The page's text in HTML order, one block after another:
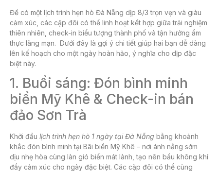
Để có một lịch trình hẹn hò Đà Nẵng dịp 8/3 trọn vẹn và giàu
cảm xúc, các cặp đôi có thể linh hoạt kết hợp giữa trải nghiệm
thiên nhiên, check-in biểu tượng thành phố và tận hưởng ẩm
thực lãng mạn. Dưới đây là gợi ý chi tiết giúp hai bạn dễ dàng
lên kế hoạch cho một ngày hoàn hảo, ý nghĩa cho dịp đặc
biệt này.
1. Buổi sáng: Đón bình minh
biển Mỹ Khê & Check-in bán
đảo Sơn Trà
Khởi đầu lịch trình hẹn hò 1 ngày tại Đà Nẵng bằng khoảnh
khắc đón bình minh tại Bãi biển Mỹ Khê – nơi ánh nắng sớm
dịu nhẹ hòa cùng làn gió biển mát lành, tạo nên bầu không khí
đầy cảm xúc cho ngày đặc biệt. Các cặp đôi có thể cùng